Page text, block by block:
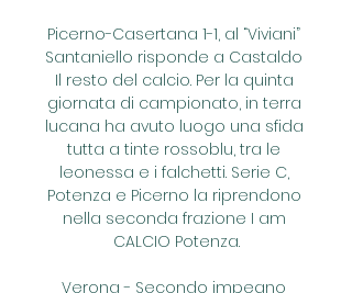
Picerno-Casertana 1-1, al “Viviani”
Santaniello risponde a Castaldo
Il resto del calcio. Per la quinta
giornata di campionato, in terra
lucana ha avuto luogo una sfida
tutta a tinte rossoblu, tra le
leonessa e i falchetti. Serie C,
Potenza e Picerno la riprendono
nella seconda frazione I am
CALCIO Potenza.
Verona - Secondo impegno